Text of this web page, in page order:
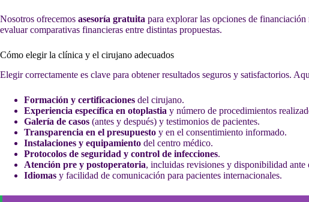
Nosotros ofrecemos asesoría gratuita para explorar las opciones de
evaluar comparativas financieras entre distintas propuestas.
Cómo elegir la clínica y el cirujano adecuados
Elegir correctamente es clave para obtener resultados seguros y satisfactorios.
Formación y certificaciones del cirujano.
Experiencia específica en otoplastia y número de procedimientos
Galería de casos (antes y después) y testimonios de pacientes.
Transparencia en el presupuesto y en el consentimiento informado.
Instalaciones y equipamiento del centro médico.
Protocolos de seguridad y control de infecciones.
Atención pre y postoperatoria, incluidas revisiones y disponibilidad ante
Idiomas y facilidad de comunicación para pacientes internacionales.